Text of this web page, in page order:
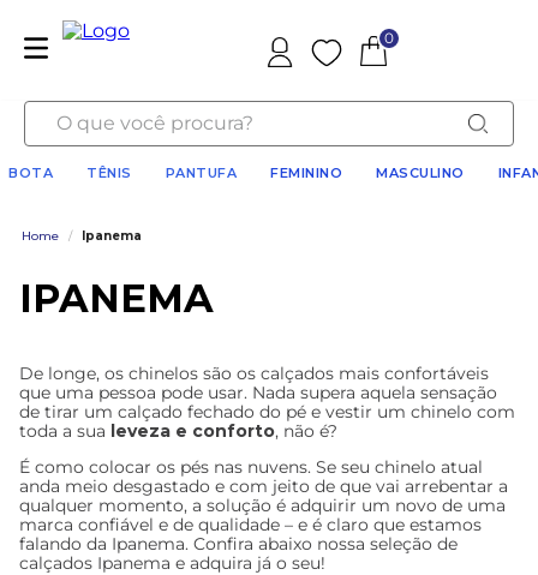
Favoritos
0
O que você procura?
BOTA TÊNIS PANTUFA FEMININO MASCULINO
Home / Ipanema
IPANEMA
De longe, os chinelos são os calçados mais confortáveis
que uma pessoa pode usar. Nada supera aquela sensação
de tirar um calçado fechado do pé e vestir um chinelo com
toda a sua leveza e conforto, não é?
É como colocar os pés nas nuvens. Se seu chinelo atual
anda meio desgastado e com jeito de que vai arrebentar a
qualquer momento, a solução é adquirir um novo de uma
marca confiável e de qualidade – e é claro que estamos
falando da Ipanema. Confira abaixo nossa seleção de
calçados Ipanema e adquira já o seu!